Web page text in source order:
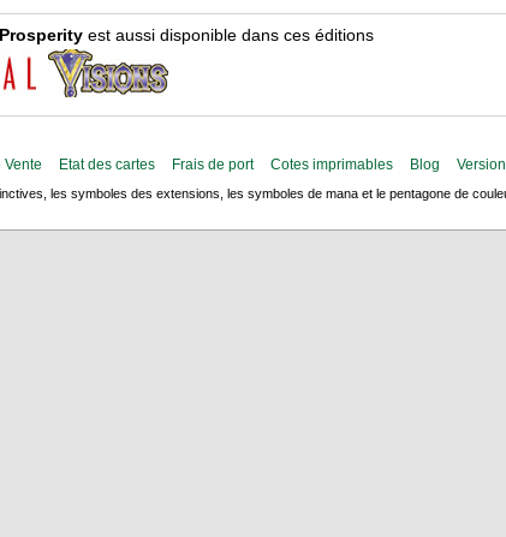
Prosperity est aussi disponible dans ces éditions
Etat des cartes Frais de port Cotes imprimables Blog
les symboles des extensions, les symboles de mana et le pentagone de